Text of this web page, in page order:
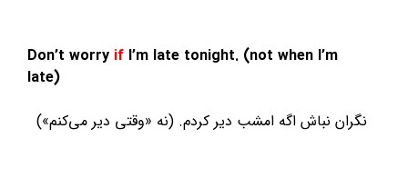
Don’t worry if I’m late tonight. (not when I’m
late)
نگران نباش اگه امشب دیر کردم. (نه «وقتی دیر می‌کنم»)